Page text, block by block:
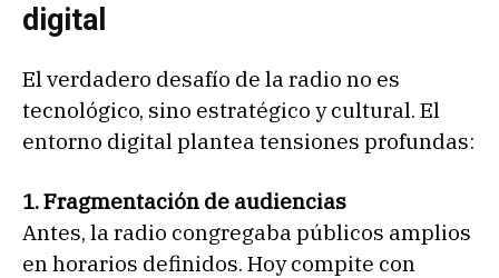
digital
El verdadero desafío de la radio no es
tecnológico, sino estratégico y cultural. El
entorno digital plantea tensiones profundas:
1. Fragmentación de audiencias
Antes, la radio congregaba públicos amplios
en horarios definidos. Hoy compite con